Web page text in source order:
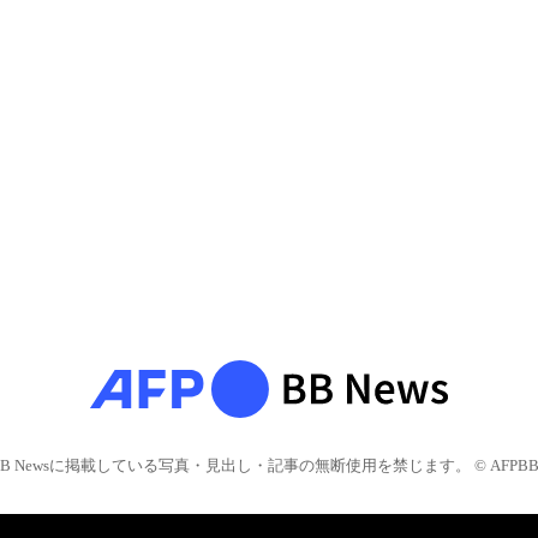
Newsに掲載している写真・見出し・記事の無断使用を禁じます。 © AFPBB